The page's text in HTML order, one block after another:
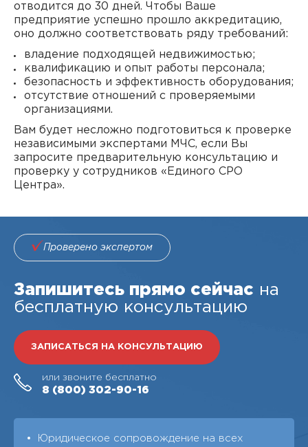
отводится до 30 дней. Чтобы Ваше
предприятие успешно прошло аккредитацию,
оно должно соответствовать ряду требований:
владение подходящей недвижимостью;
квалификацию и опыт работы персонала;
безопасность и эффективность оборудования;
отсутствие отношений с проверяемыми
организациями.
Вам будет несложно подготовиться к проверке
независимыми экспертами МЧС, если Вы
запросите предварительную консультацию и
проверку у сотрудников «Единого СРО
Центра».
Проверено экспертом
Запишитесь прямо сейчас на
бесплатную консультацию
ЗАПИСАТЬСЯ НА КОНСУЛЬТАЦИЮ
или звоните бесплатно
8 (800) 302-90-16
Юридическое сопровождение на всех